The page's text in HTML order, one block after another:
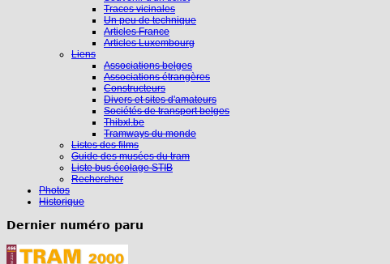
Traces vicinales
Un peu de technique
Articles France
Articles Luxembourg
Liens
Associations belges
Associations étrangères
Constructeurs
Divers et sites d'amateurs
Sociétés de transport belges
Thibxl.be
Tramways du monde
Listes des films
Guide des musées du tram
Liste bus écolage STIB
Rechercher
Photos
Historique
Dernier numéro paru